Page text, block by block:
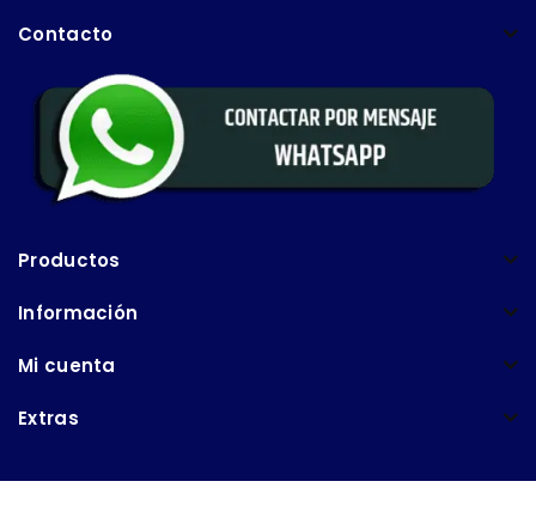
Contacto
Productos
Información
Mi cuenta
Extras